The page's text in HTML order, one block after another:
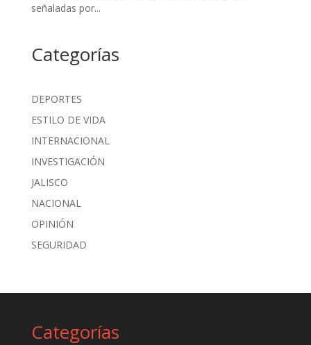
señaladas por...
Categorías
DEPORTES
ESTILO DE VIDA
INTERNACIONAL
INVESTIGACIÓN
JALISCO
NACIONAL
OPINIÓN
SEGURIDAD
Categorías